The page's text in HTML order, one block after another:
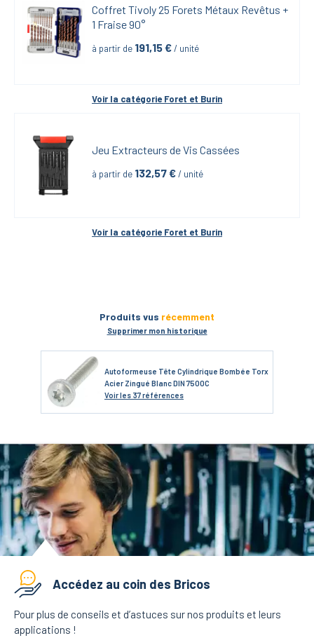
Coffret Tivoly 25 Forets Métaux Revêtus +
1 Fraise 90°
à partir de 191,15 € / unité
Voir la catégorie Foret et Burin
Jeu Extracteurs de Vis Cassées
à partir de 132,57 € / unité
Voir la catégorie Foret et Burin
Produits vus récemment
Supprimer mon historique
Autoformeuse Tête Cylindrique Bombée Torx
Acier Zingué Blanc DIN 7500C
Voirles 37 références
Accédez au coin des Bricos
Pour plus de conseils et d’astuces sur nos produits et leurs
applications !